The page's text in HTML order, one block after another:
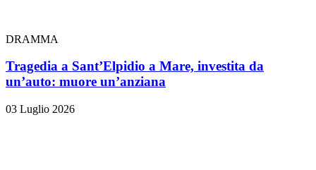
DRAMMA
Tragedia a Sant’Elpidio a Mare, investita da
un’auto: muore un’anziana
03 Luglio 2026